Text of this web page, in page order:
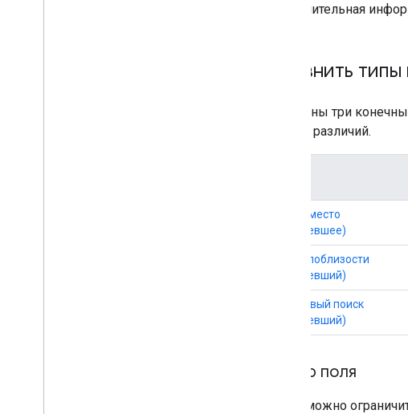
дополнительная
Сравнить
Доступны три
из этих различий.
Найти место
(устаревшее)
Поиск поблизости
(устаревший)
Текстовый поиск
(устаревший)
Выбор поля
Невозможно